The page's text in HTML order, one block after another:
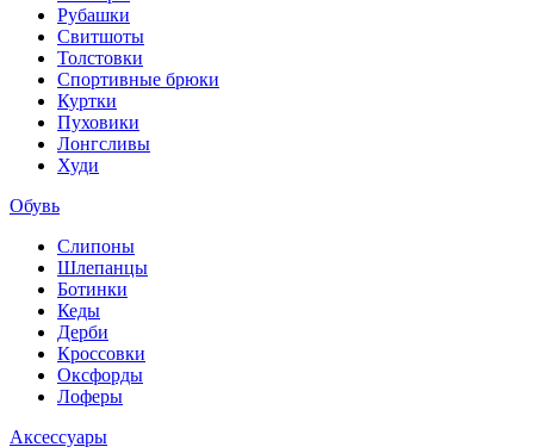
Рубашки
Свитшоты
Толстовки
Спортивные брюки
Куртки
Пуховики
Лонгсливы
Худи
Обувь
Слипоны
Шлепанцы
Ботинки
Кеды
Дерби
Кроссовки
Оксфорды
Лоферы
Аксессуары